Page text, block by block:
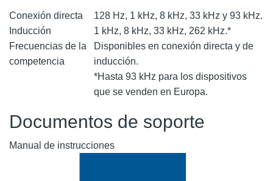
Conexión directa
128 Hz, 1 kHz, 8 kHz, 33 kHz y 93 kHz.
Inducción
1 kHz, 8 kHz, 33 kHz, 262 kHz.*
Frecuencias de la
competencia
Disponibles en conexión directa y de
inducción.
*Hasta 93 kHz para los dispositivos
que se venden en Europa.
Documentos de soporte
Manual de instrucciones